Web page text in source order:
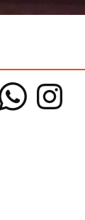
WhatsAppInstagram